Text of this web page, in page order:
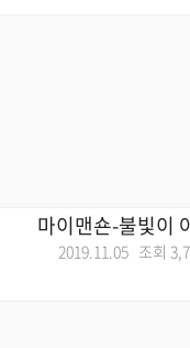
마이맨숀-불빛이
2019.11.05 조회